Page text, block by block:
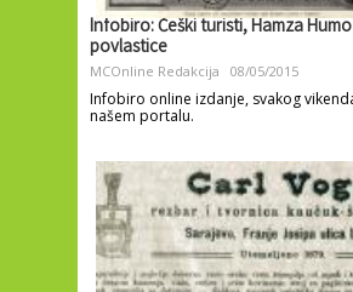
Infobiro: Češki turisti, Hamza
povlastice
MCOnline Redakcija 08/05/2015
Infobiro online izdanje, svakog
našem portalu.